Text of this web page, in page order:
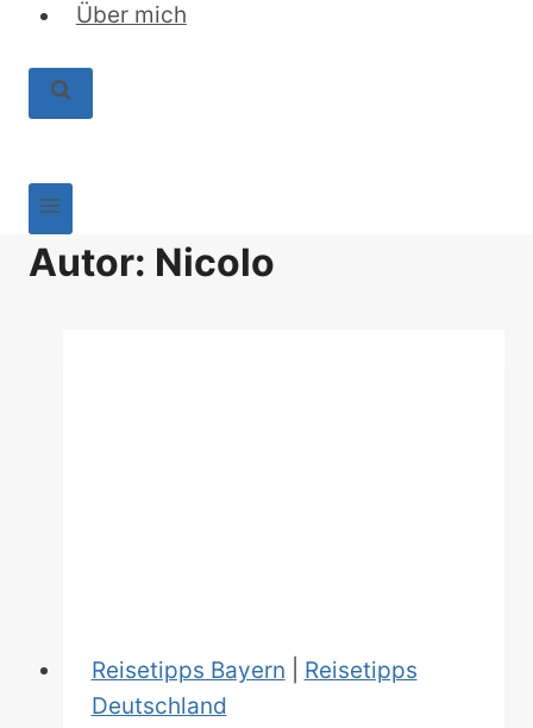
Über mich
Autor: Nicolo
Reisetipps Bayern
Reisetipps
Deutschland